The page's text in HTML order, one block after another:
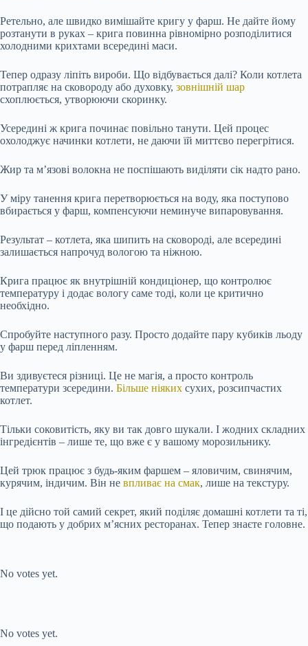
Ретельно, але швидко вимішайте кригу у фарш. Не дайте йому
розтанути в руках – крига повинна рівномірно розподілитися
холодними крихтами всередині маси.
Тепер одразу ліпіть вироби. Що відбувається далі? Коли котлета
потрапляє на сковороду або духовку, зовнішній шар
схоплюється, утворюючи скоринку.
Усередині ж крига починає повільно танути. Цей процес
охолоджує начинки котлети, не даючи їй миттєво перегрітися.
Жир та м’язові волокна не поспішають виділяти сік надто рано.
У міру танення крига перетворюється на воду, яка поступово
вбирається у фарш, компенсуючи неминуче випаровування.
Результат – котлета, яка шипить на сковороді, але всередині
залишається напрочуд вологою та ніжною.
Крига працює як внутрішній кондиціонер, що контролює
температуру і додає вологу саме тоді, коли це критично
необхідно.
Спробуйте наступного разу. Просто додайте пару кубиків льоду
у фарш перед ліпленням.
Ви здивуєтеся різниці. Це не магія, а просто контроль
температури зсередини. Більше ніяких сухих, розсипчастих
котлет.
Тільки соковитість, яку ви так довго шукали. І жодних складних
інгредієнтів – лише те, що вже є у вашому морозильнику.
Цей трюк працює з будь-яким фаршем – яловичим, свинячим,
курячим, індичим. Він не впливає на смак, лише на текстуру.
І це дійсно той самий секрет, який поділяє домашні котлети та ті,
що подають у добрих м’ясних ресторанах. Тепер знаєте головне.
No votes yet.
No votes yet.